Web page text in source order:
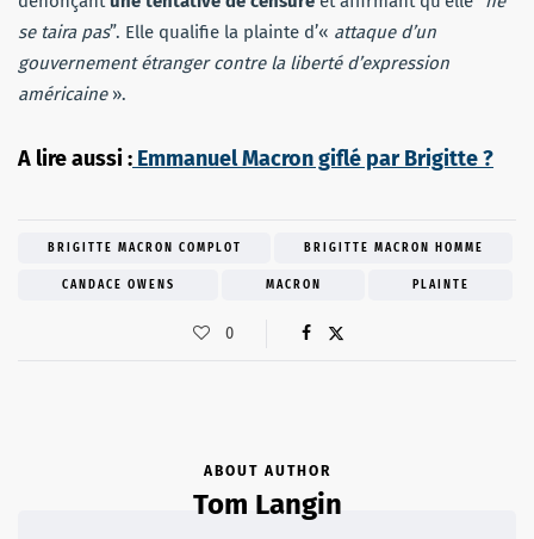
se taira pas”. Elle qualifie la plainte d’« attaque d’un
gouvernement étranger contre la liberté d’expression
américaine».
A lire aussi : Emmanuel Macron giflé par Brigitte ?
BRIGITTE MACRON COMPLOT BRIGITTE MACRON HOMME
CANDACE OWENS MACRON PLAINTE
0
ABOUT AUTHOR
Tom Langin